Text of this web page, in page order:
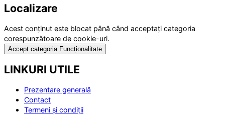
Localizare
Acest conținut este blocat până când acceptați categoria
corespunzătoare de cookie-uri.
Accept categoria Funcționalitate
LINKURI UTILE
Prezentare generală
Contact
Termeni și condiții